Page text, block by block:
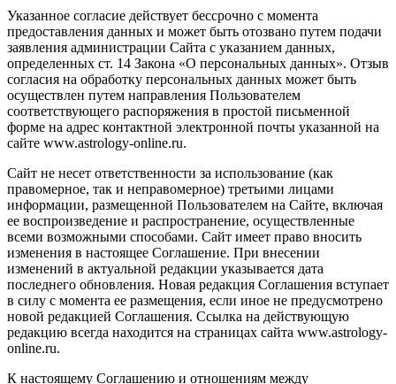
Указанное согласие действует бессрочно с момента
предоставления данных и может быть отозвано путем подачи
заявления администрации Сайта с указанием данных,
определенных ст. 14 Закона «О персональных данных». Отзыв
согласия на обработку персональных данных может быть
осуществлен путем направления Пользователем
соответствующего распоряжения в простой письменной
форме на адрес контактной электронной почты указанной на
сайте www.astrology-online.ru.
Сайт не несет ответственности за использование (как
правомерное, так и неправомерное) третьими лицами
информации, размещенной Пользователем на Сайте, включая
ее воспроизведение и распространение, осуществленные
всеми возможными способами. Сайт имеет право вносить
изменения в настоящее Соглашение. При внесении
изменений в актуальной редакции указывается дата
последнего обновления. Новая редакция Соглашения вступает
в силу с момента ее размещения, если иное не предусмотрено
новой редакцией Соглашения. Ссылка на действующую
редакцию всегда находится на страницах сайта www.astrology-
online.ru.
К настоящему Соглашению и отношениям между